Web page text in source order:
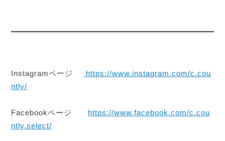
Instagramページ
https://www.instagram.com/c.cou
ntly/
Facebookページ https://www.facebook.com/c.cou
ntly.select/